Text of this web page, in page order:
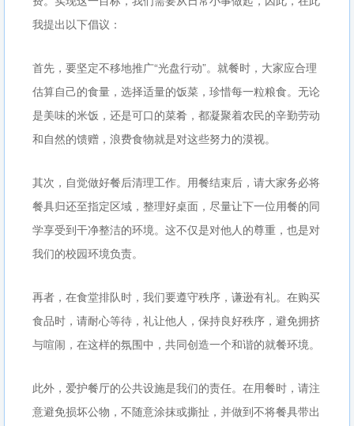
我提出以下倡议：
首先，要坚定不移地推广“光盘行动”。就餐时，大家应合理
估算自己的食量，选择适量的饭菜，珍惜每一粒粮食。无论
是美味的米饭，还是可口的菜肴，都凝聚着农民的辛勤劳动
和自然的馈赠，浪费食物就是对这些努力的漠视。
其次，自觉做好餐后清理工作。用餐结束后，请大家务必将
餐具归还至指定区域，整理好桌面，尽量让下一位用餐的同
学享受到干净整洁的环境。这不仅是对他人的尊重，也是对
我们的校园环境负责。
再者，在食堂排队时，我们要遵守秩序，谦逊有礼。在购买
食品时，请耐心等待，礼让他人，保持良好秩序，避免拥挤
与喧闹，在这样的氛围中，共同创造一个和谐的就餐环境。
此外，爱护餐厅的公共设施是我们的责任。在用餐时，请注
意避免损坏公物，不随意涂抹或撕扯，并做到不将餐具带出